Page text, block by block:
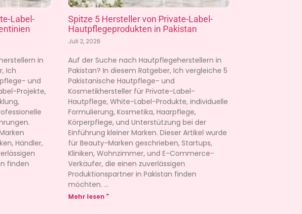
Label-
in
Ich
und
Projekte,
Händler,
finden
Spitze 5 Hersteller von Private-Label-
Hautpflegeprodukten in Pakistan
Juli 2, 2026
Auf der Suche nach Hautpflegeherstellern in
Pakistan? In diesem Ratgeber, Ich vergleiche 5
Pakistanische Hautpflege- und
Kosmetikhersteller für Private-Label-
Hautpflege, White-Label-Produkte, individuelle
Formulierung, Kosmetika, Haarpflege,
Körperpflege, und Unterstützung bei der
Einführung kleiner Marken. Dieser Artikel wurde
für Beauty-Marken geschrieben, Startups,
Kliniken, Wohnzimmer, und E-Commerce-
Verkäufer, die einen zuverlässigen
Produktionspartner in Pakistan finden
möchten.
Mehr lesen "